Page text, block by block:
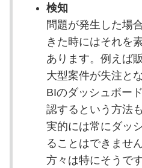
検知
問題が発生した場
きた時にはそれを
あります。例えば
大型案件が失注と
BIのダッシュボー
認するという方法
実的には常にダッ
ることはできませ
方々は特にそうで